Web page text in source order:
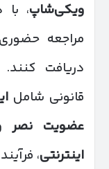
ویکی‌شاپ،
مراجعه
دریافت
قانونی شامل
عضویت نصر و
اینترنتی،